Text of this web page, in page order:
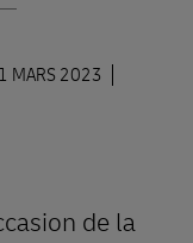
1 MARS 2023
de la